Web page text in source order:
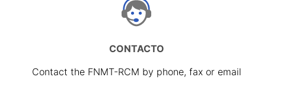
CONTACTO
Contact the FNMT-RCM by phone, fax or email